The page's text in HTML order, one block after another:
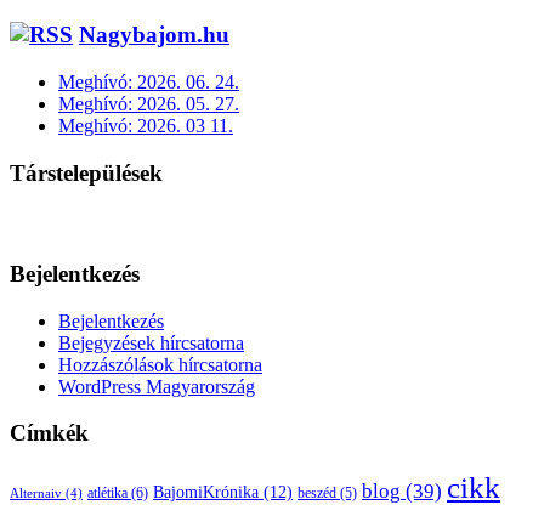
Nagybajom.hu
Meghívó: 2026. 06. 24.
Meghívó: 2026. 05. 27.
Meghívó: 2026. 03 11.
Társtelepülések
Bejelentkezés
Bejelentkezés
Bejegyzések hírcsatorna
Hozzászólások hírcsatorna
WordPress Magyarország
Címkék
Alternaiv (4) atlétika (6) BajomiKrónika (12) beszéd (5) blog (39) cikk